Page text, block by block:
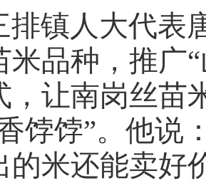
排镇人大代表
米品种，推广
，让南岗丝苗
饽饽”。他说
的米还能卖好